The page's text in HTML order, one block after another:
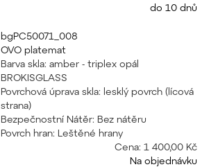
do 10 dnů
bgPC50071_008
OVO platemat
Barva skla: amber - triplex opál
BROKISGLASS
Povrchová úprava skla: lesklý povrch (lícová
strana)
Bezpečnostní Nátěr: Bez nátěru
Povrch hran: Leštěné hrany
Cena: 1 400,00 Kč
Na objednávku